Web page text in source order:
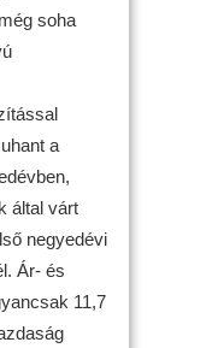
soha
a
által várt
negyedévi
Ár- és
11,7